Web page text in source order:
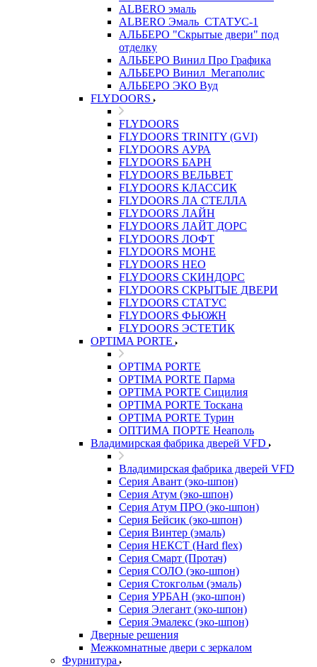
ALBERO эмаль
ALBERO Эмаль_СТАТУС-1
АЛЬБЕРО "Скрытые двери" под
отделку
АЛЬБЕРО Винил Про Графика
АЛЬБЕРО Винил_Мегаполис
АЛЬБЕРО ЭКО Вуд
FLYDOORS
FLYDOORS
FLYDOORS TRINITY (GVI)
FLYDOORS АУРА
FLYDOORS БАРН
FLYDOORS ВЕЛЬВЕТ
FLYDOORS КЛАССИК
FLYDOORS ЛА СТЕЛЛА
FLYDOORS ЛАЙН
FLYDOORS ЛАЙТ ДОРС
FLYDOORS ЛОФТ
FLYDOORS МОНЕ
FLYDOORS НЕО
FLYDOORS СКИНДОРС
FLYDOORS СКРЫТЫЕ ДВЕРИ
FLYDOORS СТАТУС
FLYDOORS ФЬЮЖН
FLYDOORS ЭСТЕТИК
OPTIMA PORTE
OPTIMA PORTE
OPTIMA PORTE Парма
OPTIMA PORTE Сицилия
OPTIMA PORTE Тоскана
OPTIMA PORTE Турин
ОПТИМА ПОРТЕ Неаполь
Владимирская фабрика дверей VFD
Владимирская фабрика дверей VFD
Серия Авант (эко-шпон)
Серия Атум (эко-шпон)
Серия Атум ПРО (эко-шпон)
Серия Бейсик (эко-шпон)
Серия Винтер (эмаль)
Серия НЕКСТ (Hard flex)
Серия Смарт (Протач)
Серия СОЛО (эко-шпон)
Серия Стокгольм (эмаль)
Серия УРБАН (эко-шпон)
Серия Элегант (эко-шпон)
Серия Эмалекс (эко-шпон)
Дверные решения
Межкомнатные двери c зеркалом
Фурнитура